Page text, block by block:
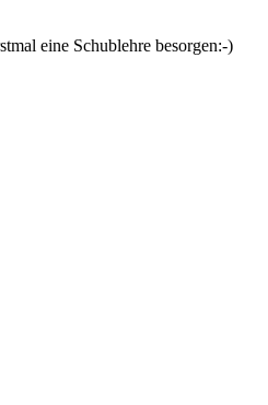
eine Schublehre besorgen:-)